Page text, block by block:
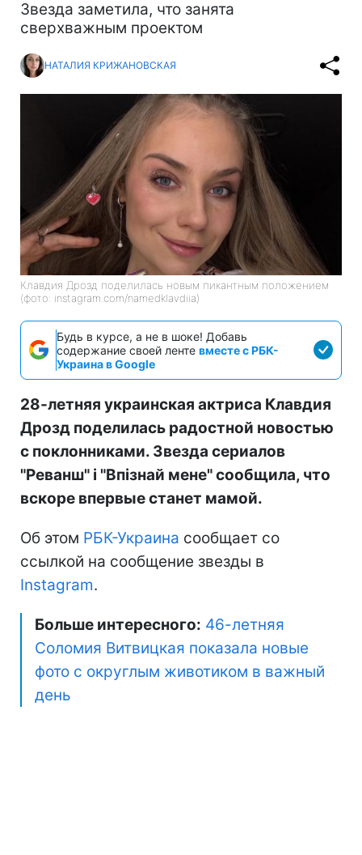
Звезда заметила, что занята
сверхважным проектом
НАТАЛИЯ КРИЖАНОВСКАЯ
Клавдия Дрозд поделилась новым пикантным положением
(фото: instagram.com/namedklavdiia)
Будь в курсе, а не в шоке! Добавь
содержание своей ленте вместе с РБК-
Украина в Google
28-летняя украинская актриса Клавдия
Дрозд поделилась радостной новостью
с поклонниками. Звезда сериалов
"Реванш" і "Впізнай мене" сообщила, что
вскоре впервые станет мамой.
Об этом РБК-Украина сообщает со
ссылкой на сообщение звезды в
Instagram.
Больше интересного: 46-летняя
Соломия Витвицкая показала новые
фото с округлым животиком в важный
день